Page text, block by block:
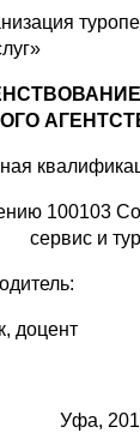
100103
сервис и
доцент
Уфа,